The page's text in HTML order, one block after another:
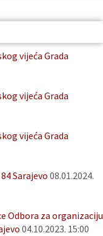
vijeća Grada
vijeća Grada
vijeća Grada
Sarajevo 08.01.2024.
Odbora za organizaciju
04.10.2023. 15:00